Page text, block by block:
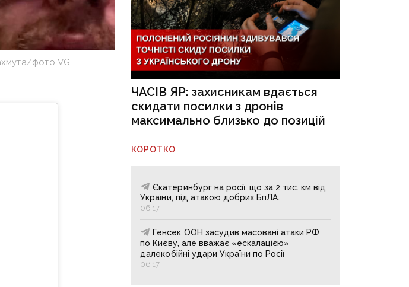
фото VG
ЧАСІВ ЯР: захисникам вдається
скидати посилки з дронів
максимально близько до позицій
КОРОТКО
Єкатеринбург на росії, що за 2 тис. км від
України, під атакою добрих БпЛА.
06:17
Генсек ООН засудив масовані атаки РФ
по Києву, але вважає «ескалацією»
далекобійні удари України по Росії
06:17